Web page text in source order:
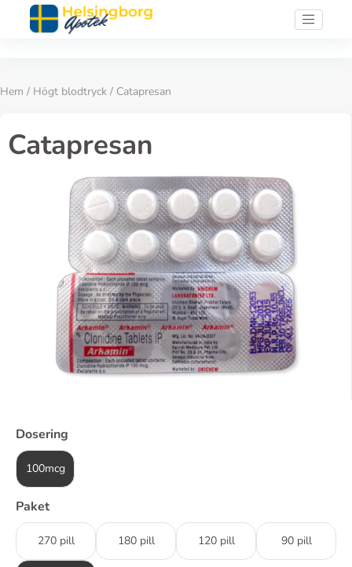
Hem / Högt blodtryck / Catapresan
Catapresan
Dosering
100mcg
Paket
270 pill 180 pill 120 pill 90 pill